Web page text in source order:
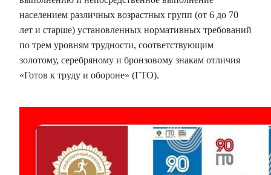
населением различных возрастных групп (от 6 до 70
лет и старше) установленных нормативных требований
по трем уровням трудности, соответствующим
золотому, серебряному и бронзовому знакам отличия
«Готов к труду и обороне» (ГТО).